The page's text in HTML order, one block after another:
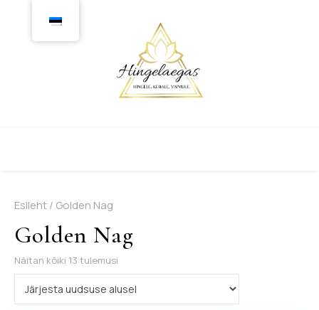
Esileht/ Golden Nag
Golden Nag
Näitan kõiki 13 tulemusi